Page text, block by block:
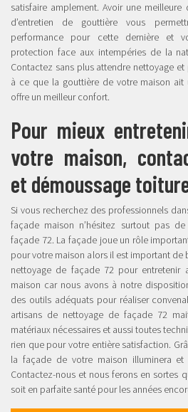
satisfaire amplement. Avoir une
d’entretien de gouttière vous
performance pour cette dernière et
protection face aux intempéries de la
Contactez sans plus attendre nettoyage
à ce que la gouttière de votre maison ait
offre un meilleur confort.
Pour mieux
votre maison,
et démoussage
Si vous recherchez des professionnels
façade maison n’hésitez surtout pas
façade 72. La façade joue un rôle
pour votre maison alors il est important de
nettoyage de façade 72 pour
maison car nous avons à notre
des outils adéquats pour réaliser
artisans de nettoyage de façade 72
matériaux nécessaires et aussi toutes
rien que pour votre entière satisfaction.
la façade de votre maison illuminera
Contactez-nous et nous ferons en sortes
soit en parfaite santé pour les années